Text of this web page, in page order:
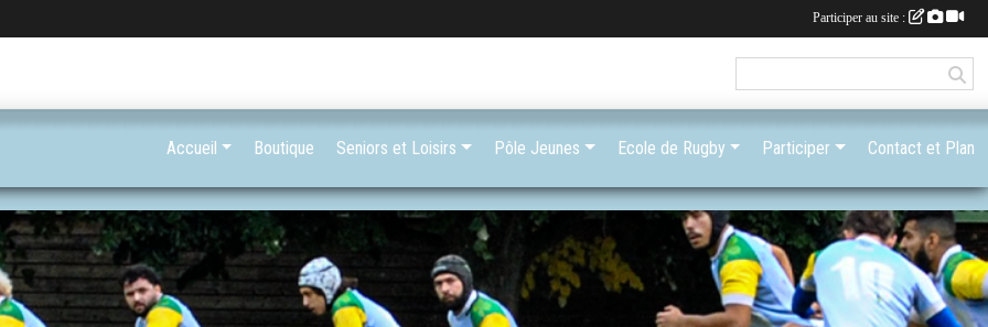
Accueil Boutique Seniors et Loisirs Pôle Jeunes Ecole de Rugby Participer Contact et Plan
Participer au site :